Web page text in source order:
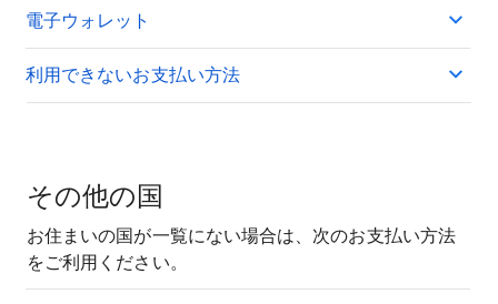
電子ウォレット
利用できないお支払い方法
その他の国
お住まいの国が一覧にない場合は、次のお支払い方法
をご利用ください。